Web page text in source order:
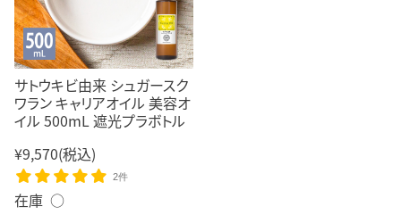
サトウキビ由来 シュガースク
ワラン キャリアオイル 美容オ
イル 500mL 遮光プラボトル
¥9,570(税込)
2件
在庫 ○